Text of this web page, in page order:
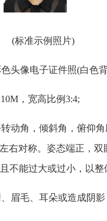
(标准示例照片)
头像电子证件照(白色
，宽高比例3:4;
动角，倾斜角，俯仰
右对称。姿态端正，
不能过大或过小，以整
眉毛、耳朵或造成阴